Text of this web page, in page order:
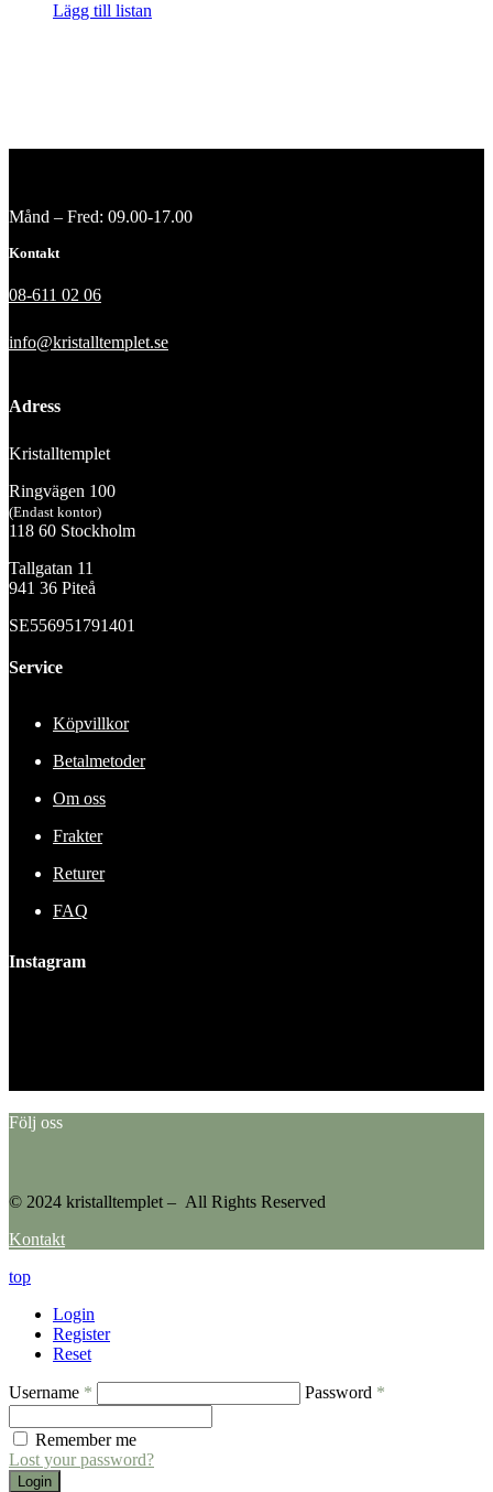
Lägg till listan
Månd – Fred: 09.00-17.00
Kontakt
08-611 02 06
info@kristalltemplet.se
Adress
Kristalltemplet
Ringvägen 100
(Endast kontor)
118 60 Stockholm
Tallgatan 11
941 36 Piteå
SE556951791401
Service
Köpvillkor
Betalmetoder
Om oss
Frakter
Returer
FAQ
Instagram
Följ oss
© 2024 kristalltemplet – All Rights Reserved
Kontakt
top
Login
Register
Reset
Username * Password *
Remember me
Lost your password?
Login